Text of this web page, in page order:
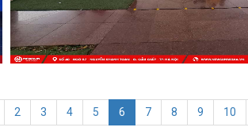
2 3 4 5 6 7 8 9 10